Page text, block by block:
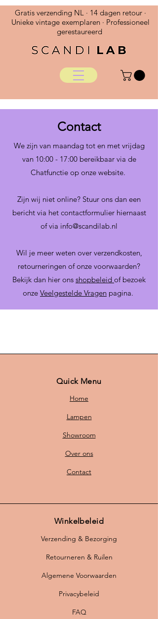
Gratis verzending NL · 14 dagen retour ·
Unieke vintage exemplaren · Professioneel
gerestaureerd
Contact
We zijn van maandag tot en met vrijdag
van 10:00 - 17:00 bereikbaar via de
Chatfunctie op onze website.
Zijn wij niet online? Stuur ons dan een
bericht via het contactformulier hiernaast
of via info@scandilab.nl
Wil je meer weten over verzendkosten,
retourneringen of onze voorwaarden?
Bekijk dan hier ons shopbeleid of bezoek
onze Veelgestelde Vragen pagina.
Quick Menu
Home
Lampen
Showroom
Over ons
Contact
Winkelbeleid
Verzending & Bezorging
Retourneren & Ruilen
Algemene Voorwaarden
Privacybeleid
FAQ